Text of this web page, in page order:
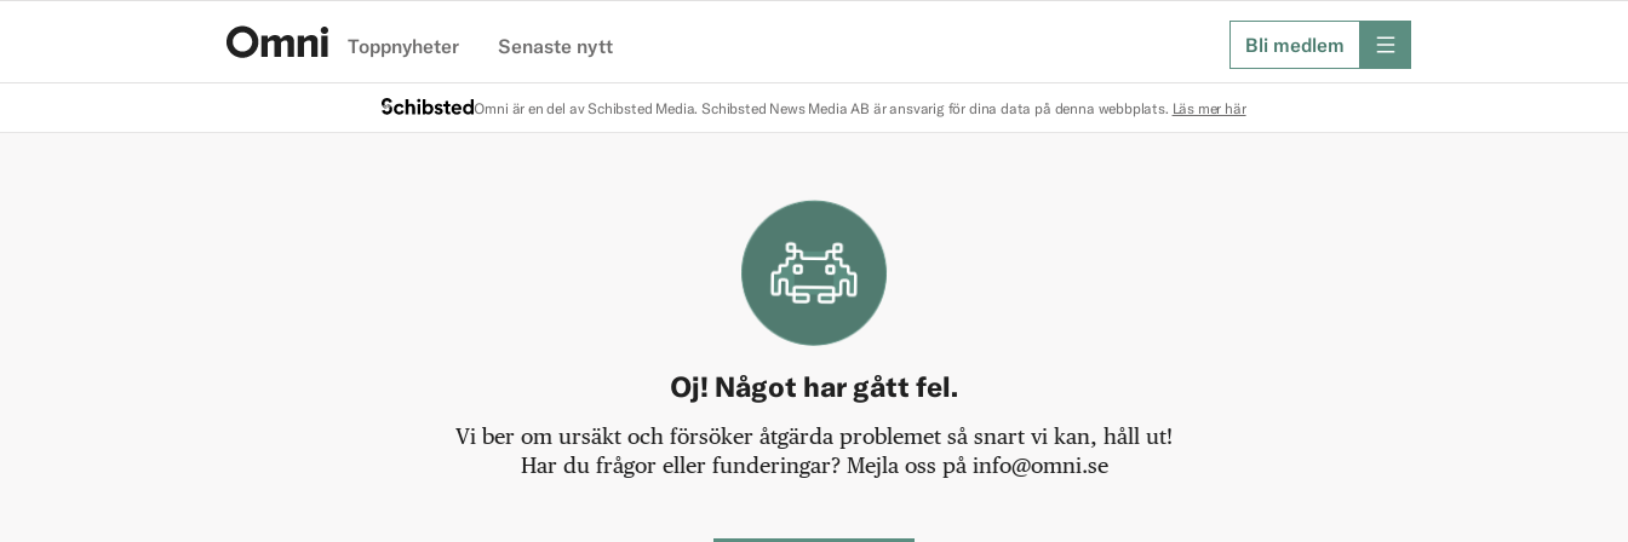
Toppnyheter Senaste nytt Bli medlem meny
Omni är en del av Schibsted Media. Schibsted News Media AB är ansvarig för dina data på denna webbplats. Läs mer här
Oj! Något har gått fel.
Vi ber om ursäkt och försöker åtgärda problemet så snart vi kan, håll ut!
Har du frågor eller funderingar? Mejla oss på info@omni.se